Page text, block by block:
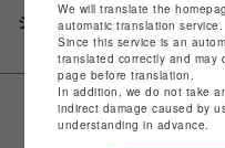
シェアする
We will translate the
automatic translation service.
Since this service is an
translated correctly and
page before translation.
In addition, we do not take
indirect damage caused by
understanding in advance.